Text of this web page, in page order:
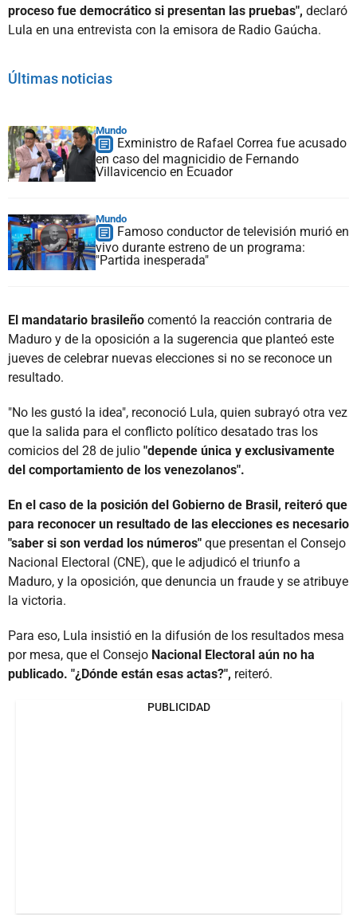
proceso fue democrático si presentan las pruebas", declaró
Lula en una entrevista con la emisora de Radio Gaúcha.
Últimas noticias
Mundo
Exministro de Rafael Correa fue acusado
en caso del magnicidio de Fernando
Villavicencio en Ecuador
Mundo
Famoso conductor de televisión murió en
vivo durante estreno de un programa:
"Partida inesperada"
El mandatario brasileño comentó la reacción contraria de
Maduro y de la oposición a la sugerencia que planteó este
jueves de celebrar nuevas elecciones si no se reconoce un
resultado.
"No les gustó la idea", reconoció Lula, quien subrayó otra vez
que la salida para el conflicto político desatado tras los
comicios del 28 de julio "depende única y exclusivamente
del comportamiento de los venezolanos".
En el caso de la posición del Gobierno de Brasil, reiteró que
para reconocer un resultado de las elecciones es necesario
"saber si son verdad los números" que presentan el Consejo
Nacional Electoral (CNE), que le adjudicó el triunfo a
Maduro, y la oposición, que denuncia un fraude y se atribuye
la victoria.
Para eso, Lula insistió en la difusión de los resultados mesa
por mesa, que el Consejo Nacional Electoral aún no ha
publicado. "¿Dónde están esas actas?", reiteró.
PUBLICIDAD